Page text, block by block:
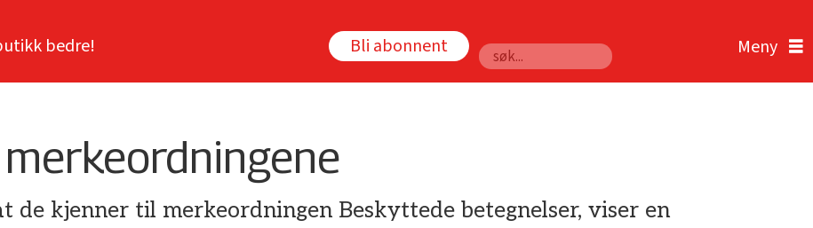
bedre! Bli abonnent
Søk
de kjenner til merkeordningen Beskyttede betegnelser, viser en